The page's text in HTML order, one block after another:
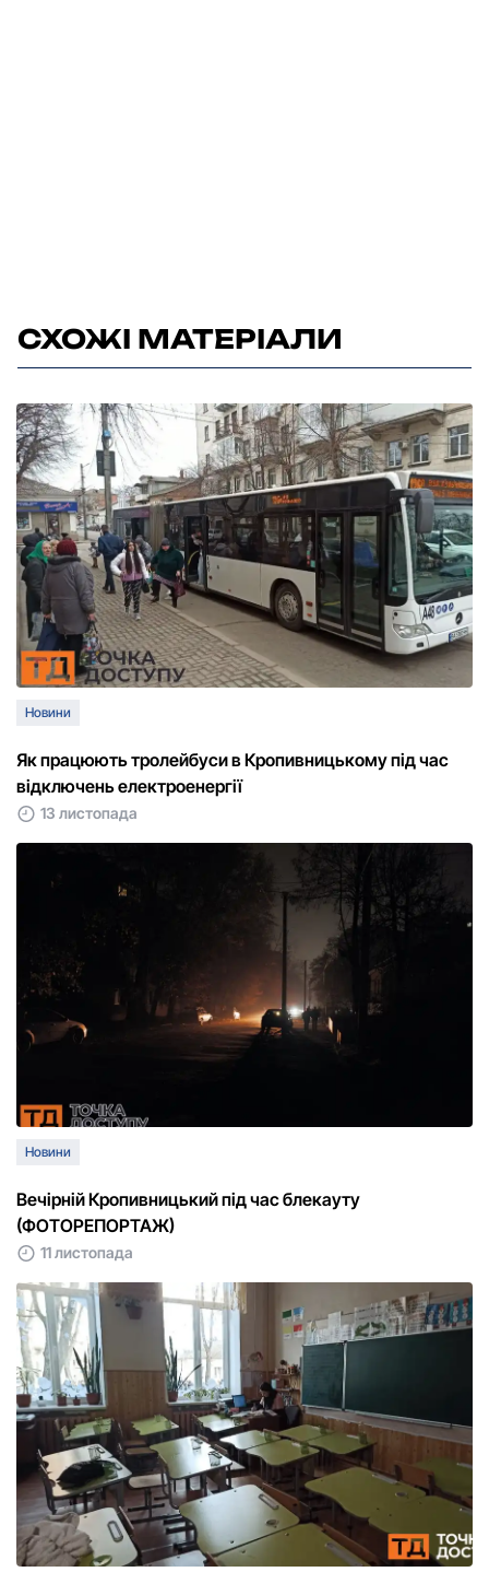
СХОЖІ МАТЕРІАЛИ
Новини
Як працюють тролейбуси в Кропивницькому під час
відключень електроенергії
13 листопада
Новини
Вечірній Кропивницький під час блекауту
(ФОТОРЕПОРТАЖ)
11 листопада